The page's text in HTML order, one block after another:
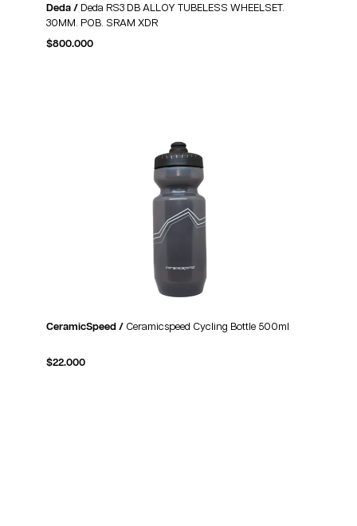
Deda / Deda RS3 DB ALLOY TUBELESS WHEELSET.
30MM. POB. SRAM XDR
$800.000
CeramicSpeed / Ceramicspeed Cycling Bottle 500ml
$22.000